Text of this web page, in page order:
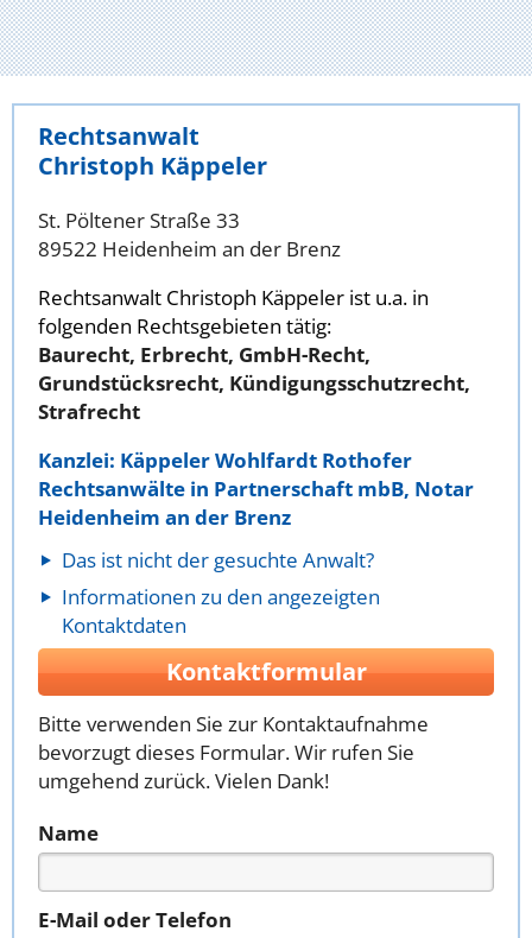
Rechtsanwalt
Christoph Käppeler
St. Pöltener Straße 33
89522 Heidenheim an der Brenz
Rechtsanwalt Christoph Käppeler ist u.a. in
folgenden Rechtsgebieten tätig:
Baurecht, Erbrecht, GmbH-Recht,
Grundstücksrecht, Kündigungsschutzrecht,
Strafrecht
Kanzlei: Käppeler Wohlfardt Rothofer
Rechtsanwälte in Partnerschaft mbB, Notar
Heidenheim an der Brenz
Das ist nicht der gesuchte Anwalt?
Informationen zu den angezeigten
Kontaktdaten
Kontaktformular
Bitte verwenden Sie zur Kontaktaufnahme
bevorzugt dieses Formular. Wir rufen Sie
umgehend zurück. Vielen Dank!
Name
E-Mail oder Telefon